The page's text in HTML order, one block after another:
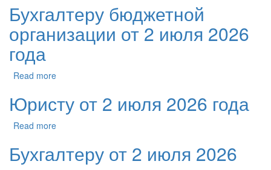
Бухгалтеру бюджетной
организации от 2 июля 2026
года
Read more
Юристу от 2 июля 2026 года
Read more
Бухгалтеру от 2 июля 2026